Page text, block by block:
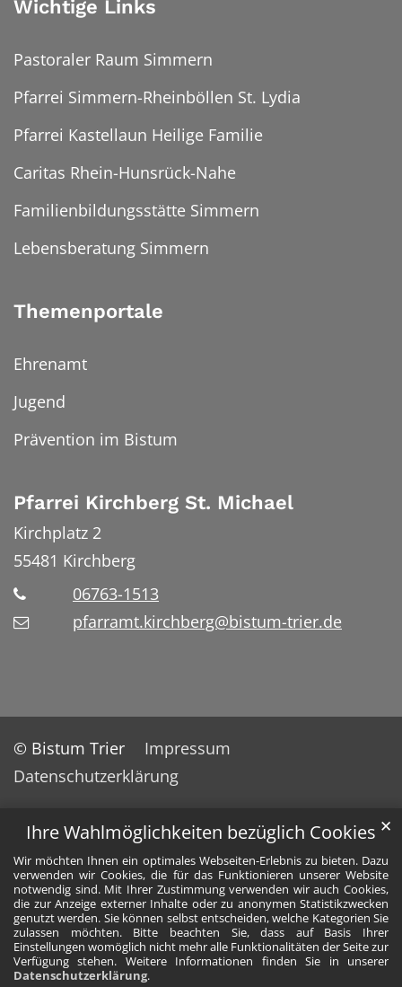
Ihre Wahlmöglichkeiten bezüglich Cookies
Wir möchten Ihnen ein optimales Webseiten-Erlebnis zu bieten. Dazu
verwenden wir Cookies, die für das Funktionieren unserer Website
notwendig sind. Mit Ihrer Zustimmung verwenden wir auch Cookies,
die zur Anzeige externer Inhalte oder zu anonymen Statistikzwecken
genutzt werden. Sie können selbst entscheiden, welche Kategorien Sie
zulassen möchten. Bitte beachten Sie, dass auf Basis Ihrer
Einstellungen womöglich nicht mehr alle Funktionalitäten der Seite zur
Verfügung stehen. Weitere Informationen finden Sie in unserer
Datenschutzerklärung.
✕
Wichtige Links
Pastoraler Raum Simmern
Pfarrei Simmern-Rheinböllen St. Lydia
Pfarrei Kastellaun Heilige Familie
Caritas Rhein-Hunsrück-Nahe
Familienbildungsstätte Simmern
Lebensberatung Simmern
Themenportale
Ehrenamt
Jugend
Prävention im Bistum
Pfarrei Kirchberg St. Michael
Kirchplatz 2
55481 Kirchberg
06763-1513
pfarramt.kirchberg@bistum-trier.de
© Bistum Trier
Impressum
Datenschutzerklärung